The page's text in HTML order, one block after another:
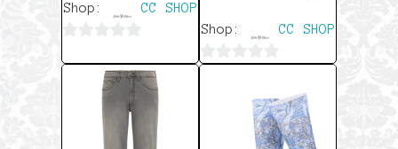
Shop: CC SHOP
von
Shop: CC SHOP